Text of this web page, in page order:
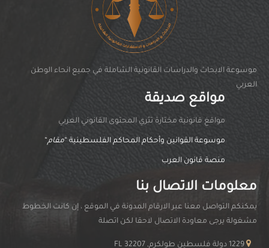
موسوعة الابحاث والدراسات القانونية الشاملة في جميع انحاء الوطن
العربي
مواقع صديقة
مواقغ قانونية مختارة تثري المحتوى القانوني العربي
موسوعة القوانين وأحكام المحاكم الفلسطينية “مقام“
منصة قانون العرب
معلومات الاتصال بنا
يمكنكم التواصل معنا عبر الارقام المدونة في الموقع ، إن كانت الخطوط
مشغولة يرجى معاودة الاتصال لاحقا لكن اتصلة